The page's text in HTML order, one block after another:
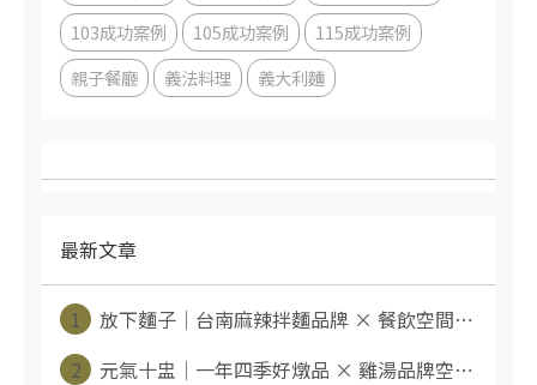
103成功案例
105成功案例
115成功案例
親子餐廳
義法料理 義大利麵
最新文章
1
放下麵子｜台南麻辣拌麵品牌 × 餐飲空間⋯
2
元氣十盅｜一年四季好燉品 × 雞湯品牌空⋯